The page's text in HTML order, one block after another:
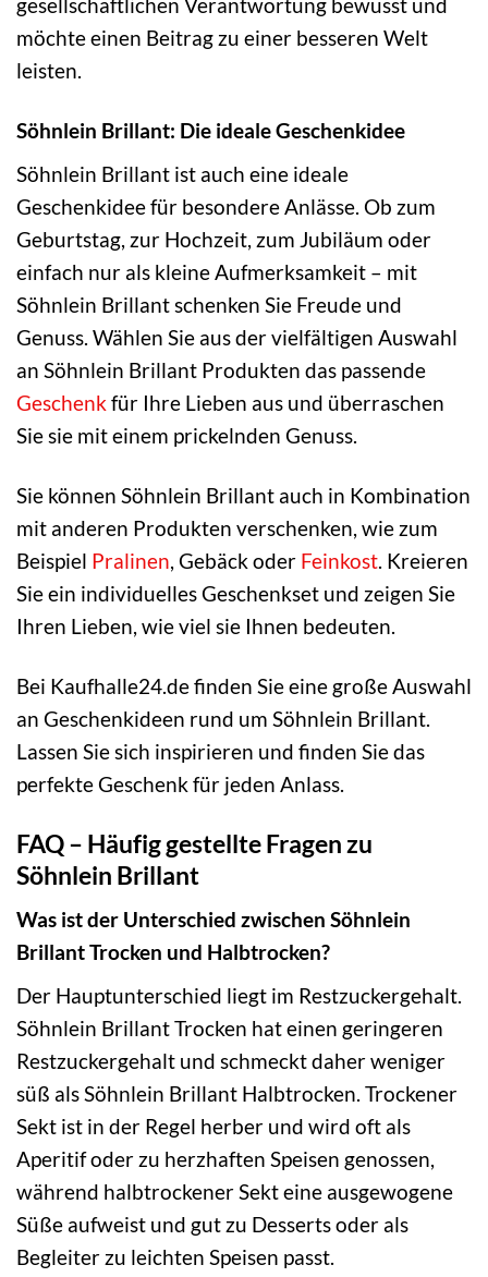
gesellschaftlichen Verantwortung bewusst und
möchte einen Beitrag zu einer besseren Welt
leisten.
Söhnlein Brillant: Die ideale Geschenkidee
Söhnlein Brillant ist auch eine ideale
Geschenkidee für besondere Anlässe. Ob zum
Geburtstag, zur Hochzeit, zum Jubiläum oder
einfach nur als kleine Aufmerksamkeit – mit
Söhnlein Brillant schenken Sie Freude und
Genuss. Wählen Sie aus der vielfältigen Auswahl
an Söhnlein Brillant Produkten das passende
Geschenk für Ihre Lieben aus und überraschen
Sie sie mit einem prickelnden Genuss.
Sie können Söhnlein Brillant auch in Kombination
mit anderen Produkten verschenken, wie zum
Beispiel Pralinen, Gebäck oder Feinkost. Kreieren
Sie ein individuelles Geschenkset und zeigen Sie
Ihren Lieben, wie viel sie Ihnen bedeuten.
Bei Kaufhalle24.de finden Sie eine große Auswahl
an Geschenkideen rund um Söhnlein Brillant.
Lassen Sie sich inspirieren und finden Sie das
perfekte Geschenk für jeden Anlass.
FAQ – Häufig gestellte Fragen zu
Söhnlein Brillant
Was ist der Unterschied zwischen Söhnlein
Brillant Trocken und Halbtrocken?
Der Hauptunterschied liegt im Restzuckergehalt.
Söhnlein Brillant Trocken hat einen geringeren
Restzuckergehalt und schmeckt daher weniger
süß als Söhnlein Brillant Halbtrocken. Trockener
Sekt ist in der Regel herber und wird oft als
Aperitif oder zu herzhaften Speisen genossen,
während halbtrockener Sekt eine ausgewogene
Süße aufweist und gut zu Desserts oder als
Begleiter zu leichten Speisen passt.